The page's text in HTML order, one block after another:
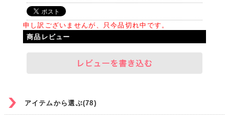
申し訳ございませんが、只今品切れ中です。
商品レビュー
アイテムから選ぶ(78)